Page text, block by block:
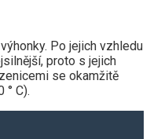
Po jejich vzhledu
proto s jejich
se okamžitě
° C).